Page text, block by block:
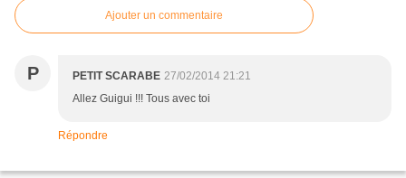
Ajouter un commentaire
P PETIT SCARABE 27/02/2014 21:21
Allez Guigui !!! Tous avec toi
Répondre